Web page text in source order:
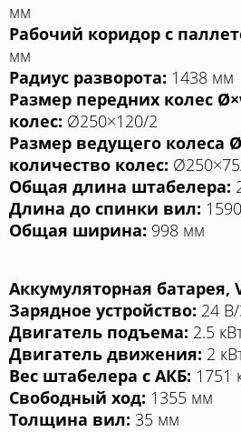
мм
Рабочий коридор с
мм
Радиус разворота: 1438 мм
Размер передних колес
колес: Ø250×120/2
Размер ведущего колеса
количество колес:
Общая длина штабелера:
Длина до спинки вил:
Общая ширина: 998 мм
Аккумуляторная батарея,
Зарядное устройство: 24
Двигатель подъема: 2.5
Двигатель движения: 2
Вес штабелера с АКБ: 1751
Свободный ход: 1355 мм
Толщина вил: 35 мм